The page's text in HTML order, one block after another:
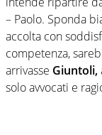
– Paolo. Sponda
accolta con
competenza,
arrivasse Giuntoli,
solo avvocati e